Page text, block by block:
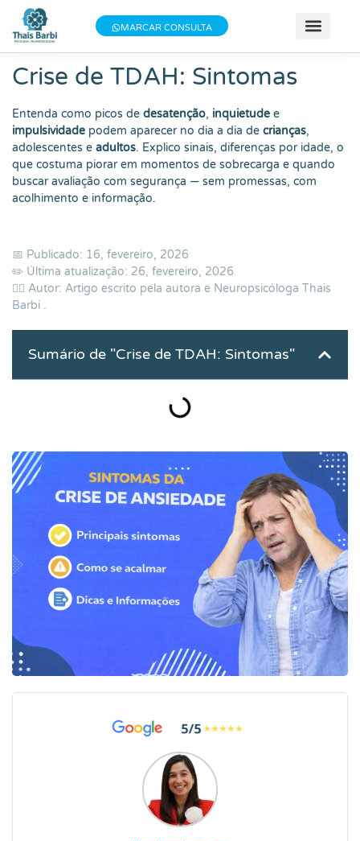
Baixe meu E-book gratuito "3 Técnicas do
Bem-estar"!
Baixe aqui
MARCAR CONSULTA
Crise de TDAH: Sintomas
Entenda como picos de desatenção, inquietude e
impulsividade podem aparecer no dia a dia de crianças,
adolescentes e adultos. Explico sinais, diferenças por idade, o
que costuma piorar em momentos de sobrecarga e quando
buscar avaliação com segurança — sem promessas, com
acolhimento e informação.
📅 Publicado: 16, fevereiro, 2026
✏️ Última atualização: 26, fevereiro, 2026
👨‍⚕️ Autor: Artigo escrito pela autora e Neuropsicóloga Thais
Barbi .
Sumário de "Crise de TDAH: Sintomas"